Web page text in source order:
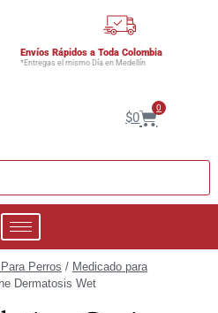
Envíos Rápidos a Toda Colombia
*Entregas el mismo Día en Medellín
$0
0
Perros / Medicado para
Dermatosis Wet